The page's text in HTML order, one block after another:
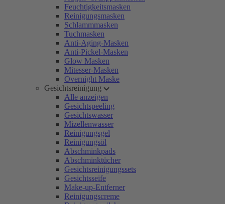
Feuchtigkeitsmasken
Reinigungsmasken
Schlammmasken
Tuchmasken
Anti-Aging-Masken
Anti-Pickel-Masken
Glow Masken
Mitesser-Masken
Overnight Maske
Gesichtsreinigung
Alle anzeigen
Gesichtspeeling
Gesichtswasser
Mizellenwasser
Reinigungsgel
Reinigungsöl
Abschminkpads
Abschminktücher
Gesichtsreinigungssets
Gesichtsseife
Make-up-Entferner
Reinigungscreme